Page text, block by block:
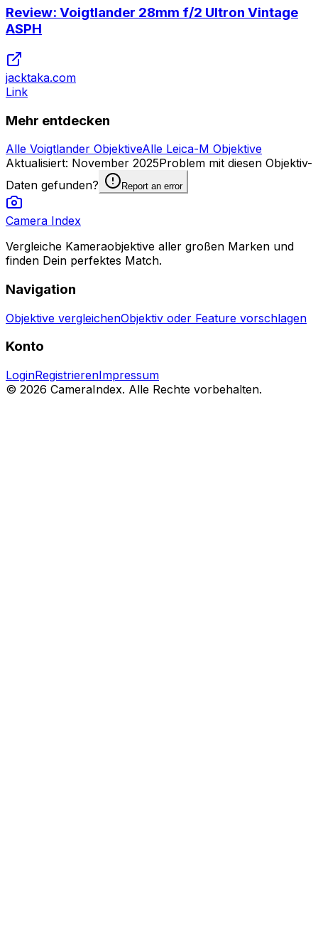
Review: Voigtlander 28mm f/2 Ultron Vintage
ASPH
jacktaka.com
Link
Mehr entdecken
Alle Voigtlander ObjektiveAlle Leica-M Objektive
Aktualisiert: November 2025Problem mit diesen Objektiv-
Daten gefunden?
Report an error
Camera Index
Vergleiche Kameraobjektive aller großen Marken und
finden Dein perfektes Match.
Navigation
Objektive vergleichenObjektiv oder Feature vorschlagen
Konto
LoginRegistrierenImpressum
© 2026 CameraIndex. Alle Rechte vorbehalten.